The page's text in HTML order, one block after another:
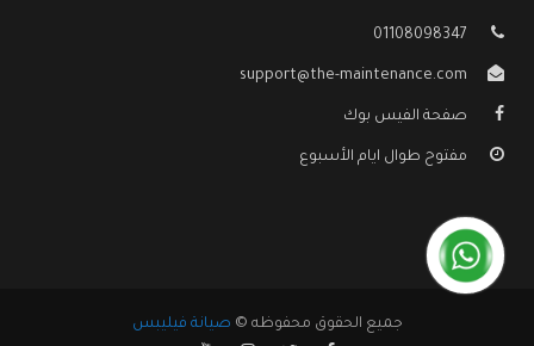
01108098347
support@the-maintenance.com
صفحة الفيس بوك
مفتوح طوال ايام الأسبوع
جميع الحقوق محفوظه © صيانة فيليبس